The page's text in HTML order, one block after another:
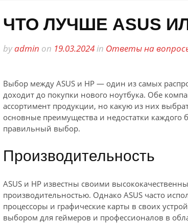
ЧТО ЛУЧШЕ ASUS
byadmin on 19.03.2024in Ответы на
Выбор между ASUS и HP — один из самых
доходит до покупки нового ноутбука. Обе
ассортимент продукции, но какую из них
основные преимущества и недостатки каждого
правильный выбор.
Производительность
ASUS и HP известны своими
производительностью. Однако ASUS часто
процессоры и графические карты в своих
выбором для геймеров и профессионалов в